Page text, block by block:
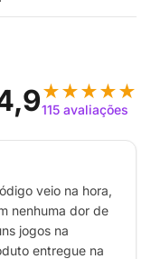
com
em muitas
bebidas
durante
★★★★★
115 avaliações
veio na hora,
nenhuma dor de
jogos na
entregue na